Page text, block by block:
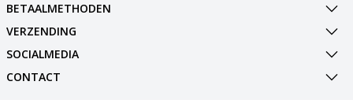
BETAALMETHODEN
VERZENDING
SOCIALMEDIA
CONTACT